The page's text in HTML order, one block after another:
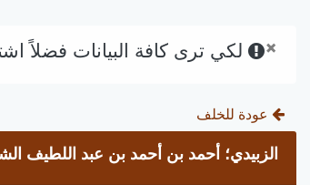
× لكي ترى كافة البيانات فضلاً
عودة للخلف
الزبيدي؛ أحمد بن أحمد بن عبد اللطيف